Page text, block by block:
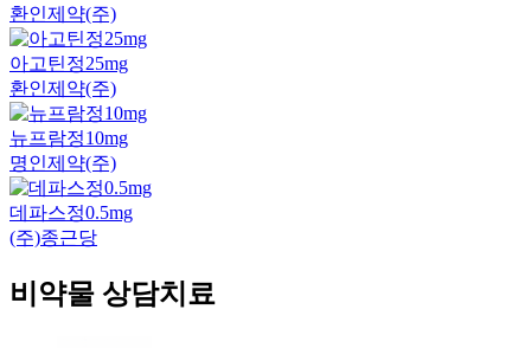
환인제약(주)
아고틴정25mg
환인제약(주)
뉴프람정10mg
명인제약(주)
데파스정0.5mg
(주)종근당
비약물 상담치료